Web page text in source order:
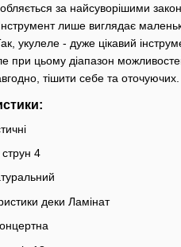
за найсуворішими
лише виглядає
укулеле - дуже цікавий
при цьому діапазон
тішити себе та оточуючих.
струн 4
деки Ламінат